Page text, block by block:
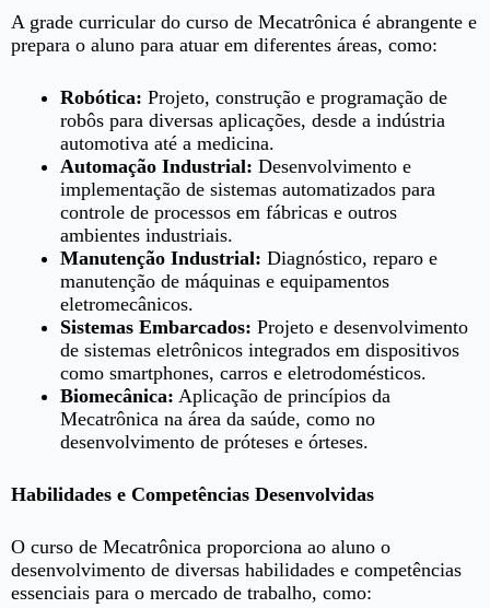
A grade curricular do curso de Mecatrônica é abrangente e
prepara o aluno para atuar em diferentes áreas, como:
Robótica: Projeto, construção e programação de
robôs para diversas aplicações, desde a indústria
automotiva até a medicina.
Automação Industrial: Desenvolvimento e
implementação de sistemas automatizados para
controle de processos em fábricas e outros
ambientes industriais.
Manutenção Industrial: Diagnóstico, reparo e
manutenção de máquinas e equipamentos
eletromecânicos.
Sistemas Embarcados: Projeto e desenvolvimento
de sistemas eletrônicos integrados em dispositivos
como smartphones, carros e eletrodomésticos.
Biomecânica: Aplicação de princípios da
Mecatrônica na área da saúde, como no
desenvolvimento de próteses e órteses.
Habilidades e Competências Desenvolvidas
O curso de Mecatrônica proporciona ao aluno o
desenvolvimento de diversas habilidades e competências
essenciais para o mercado de trabalho, como: